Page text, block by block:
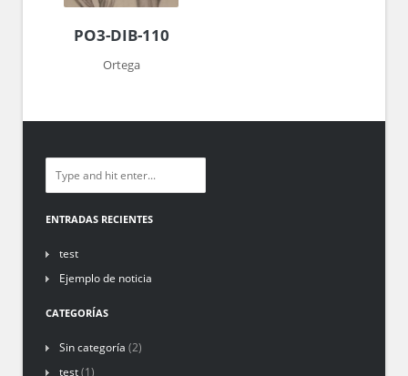
PO3-DIB-110
Ortega
ENTRADAS RECIENTES
test
Ejemplo de noticia
CATEGORÍAS
Sin categoría (2)
test(1)